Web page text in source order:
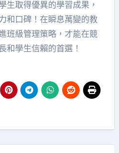
生取得優異的學習成果，
和口碑！在瞬息萬變的教
班級管理策略，才能在競
和學生信賴的首選！